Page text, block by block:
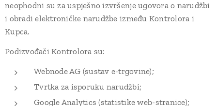
neophodni su za uspješno izvršenje ugovora o narudžbi
i obradi elektroničke narudžbe između Kontrolora i
Kupca.
Podizvođači Kontrolora su:
Webnode AG (sustav e-trgovine);
Tvrtka za isporuku narudžbi;
Google Analytics (statistike web-stranice);